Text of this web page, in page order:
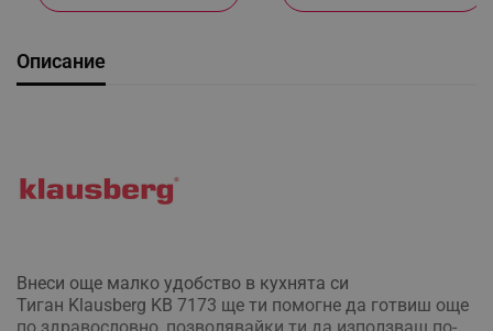
Описание
Внеси още малко удобство в кухнята си
Тиган Klausberg KB 7173 ще ти помогне да готвиш още